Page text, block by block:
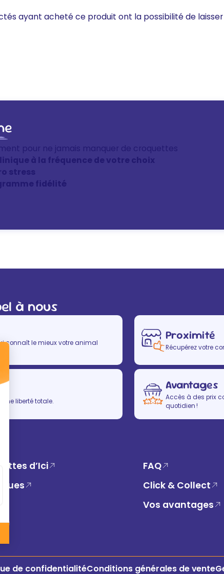
ayant acheté ce produit ont la possibilité de laisser
pour ne jamais manquer de croquettes
à la fréquence de votre choix
stress
fidélité
à nous
connaît le mieux votre animal
Proximité
Récupérez votre
liberté totale.
Avantages
Accès à des prix
quotidien !
d’Ici
FAQ
Click & Collect
Vos avantages
de confidentialitéConditions générales de vente